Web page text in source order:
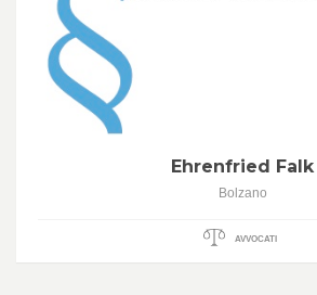
Ehrenfried Falk
Bolzano
AVVOCATI